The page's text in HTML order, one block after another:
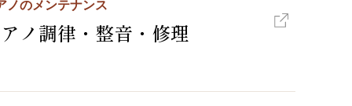
ノのメンテナンス
ノ調律・整音・修理